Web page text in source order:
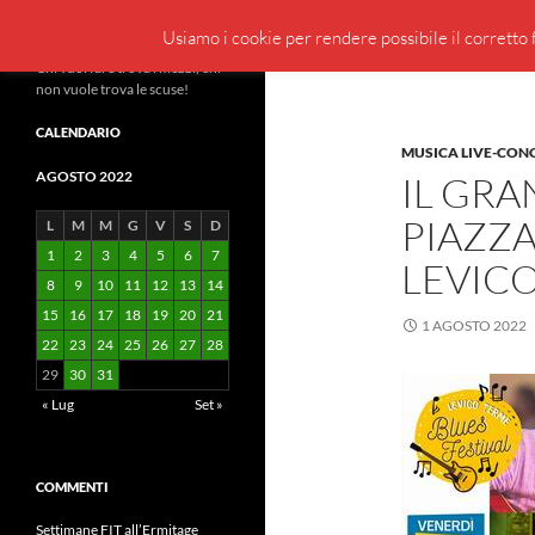
Vai
contenuto
MUSICA LIVE-
IL
1 AGOSTO 2022
Chi vuol fare trova i mezzi, chi
non vuole trova le scuse!
CALENDARIO
AGOSTO 2022
L M M G V S
D
1
2 3 4 5 6
7
8
9 10 11 12 13
14
15
16 17 18 19 20 21
22 23 24 25 26 27 28
29
30
31
« Lug
Set »
COMMENTI
Settimane FIT all’Ermitage
Usiamo i cookie per rendere possibile il